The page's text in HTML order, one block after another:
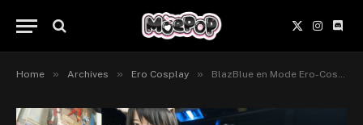
X
(Twitter)
Home » Archives » Ero Cosplay » BlazBlue en Mode Ero-Cosplay (Avec Iiniku Ushijima)